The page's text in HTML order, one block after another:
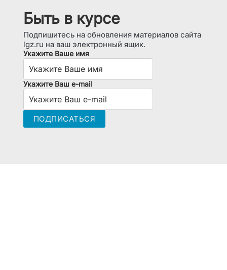
Быть в курсе
Подпишитесь на обновления материалов сайта
lgz.ru на ваш электронный ящик.
Укажите Ваше имя
Укажите Ваш e-mail